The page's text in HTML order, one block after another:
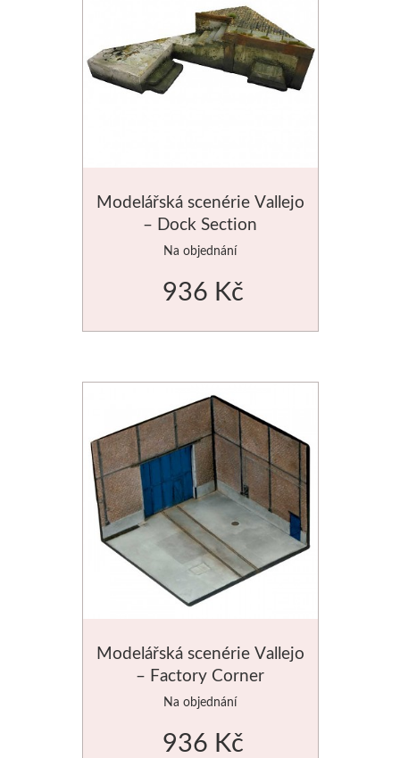
Modelářská scenérie Vallejo
– Dock Section
Na objednání
936 Kč
Modelářská scenérie Vallejo
– Factory Corner
Na objednání
936 Kč